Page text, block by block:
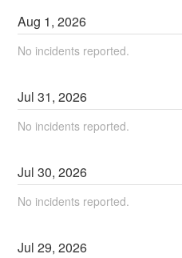
Aug 1,2026
No incidents reported.
Jul31,2026
No incidents reported.
Jul30,2026
No incidents reported.
Jul29,2026